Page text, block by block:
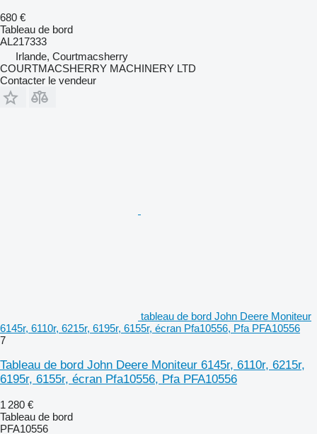
680 €
Tableau de bord
AL217333
Irlande, Courtmacsherry
COURTMACSHERRY MACHINERY LTD
Contacter le vendeur
tableau de bord John Deere Moniteur
6145r, 6110r, 6215r, 6195r, 6155r, écran Pfa10556, Pfa PFA10556
7
Tableau de bord John Deere Moniteur 6145r, 6110r, 6215r,
6195r, 6155r, écran Pfa10556, Pfa PFA10556
1 280 €
Tableau de bord
PFA10556